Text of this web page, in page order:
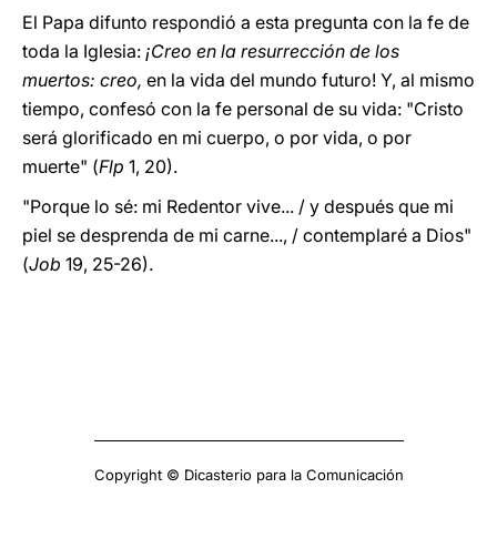
El Papa difunto respondió a esta pregunta con la fe de
toda la Iglesia: ¡Creo en la resurrección de los
muertos: creo, en la vida del mundo futuro! Y, al mismo
tiempo, confesó con la fe personal de su vida: "Cristo
será glorificado en mi cuerpo, o por vida, o por
muerte" (Flp 1, 20).
"Porque lo sé: mi Redentor vive... / y después que mi
piel se desprenda de mi carne..., / contemplaré a Dios"
(Job 19, 25-26).
Copyright © Dicasterio para la Comunicación